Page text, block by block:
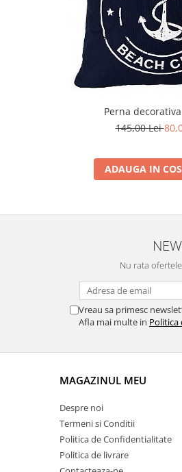
Perna
145,00 Lei
ADAUGA IN COS
Nu rata
Vreau sa primesc
Afla mai multe in
MAGAZINUL MEU
Despre noi
Termeni si Conditii
Politica de Confidentialitate
Politica de livrare